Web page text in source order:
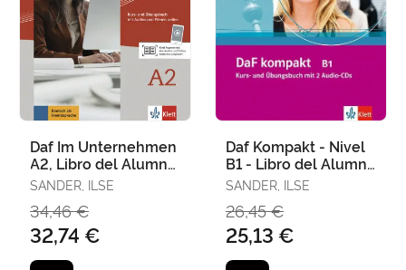
Daf Im Unternehmen
A2, Libro del Alumno
y Libro de Ejercicios
SANDER, ILSE
34,46 €
32,74 €
Daf Kompakt - Nivel
B1 - Libro del Alumno
+ Cuaderno de
Ejercicios + Cd
SANDER, ILSE
26,45 €
25,13 €